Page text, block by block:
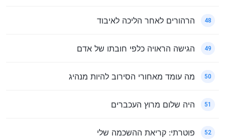
48 הרהורים לאחר הליכה לאיבוד
49 הגישה הראויה כלפי חובתו של אדם
50 מה עומד מאחורי הסירוב להיות מנהיג
51 היה שלום מרוץ העכברים
52 פוטרתי: קריאת ההשכמה שלי